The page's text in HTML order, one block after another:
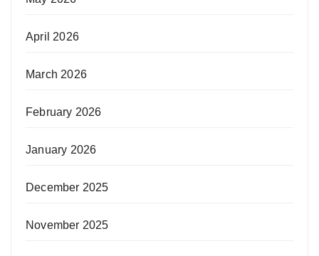
April 2026
March 2026
February 2026
January 2026
December 2025
November 2025